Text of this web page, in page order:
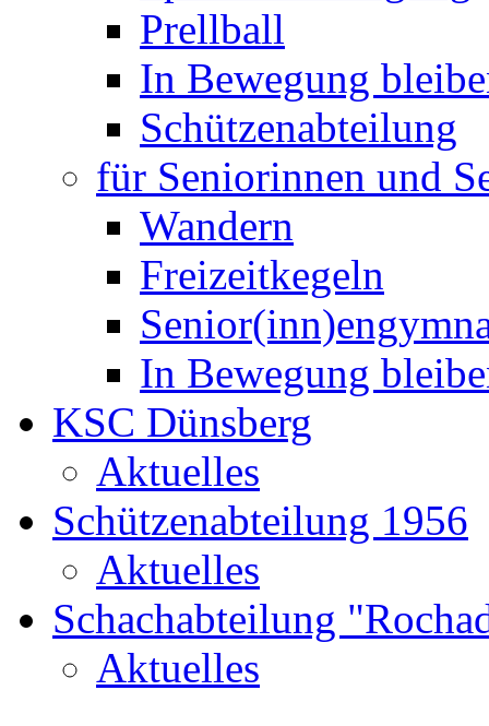
Prellball
In Bewegung
Schützenabteilung
für Seniorinnen und
Wandern
Freizeitkegeln
In Bewegung
KSC Dünsberg
Aktuelles
Schützenabteilung 1956
Aktuelles
Schachabteilung
Aktuelles